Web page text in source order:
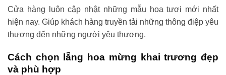
Cửa hàng luôn cập nhật những mẫu hoa tươi mới nhất
hiện nay. Giúp khách hàng truyền tải những thông điệp yêu
thương đến những người yêu thương.
Cách chọn lẵng hoa mừng khai trương đẹp
và phù hợp